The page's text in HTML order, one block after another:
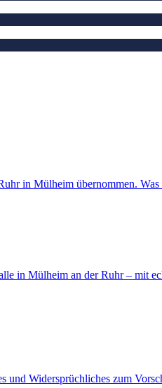
in Mülheim übernommen. Was
in Mülheim an der Ruhr – mit
Widersprüchliches zum